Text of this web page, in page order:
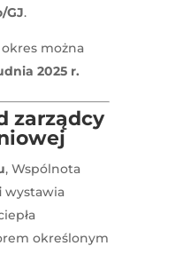
GJ.
można
2025 r.
zarządcy
, Wspólnota
wystawia
określonym